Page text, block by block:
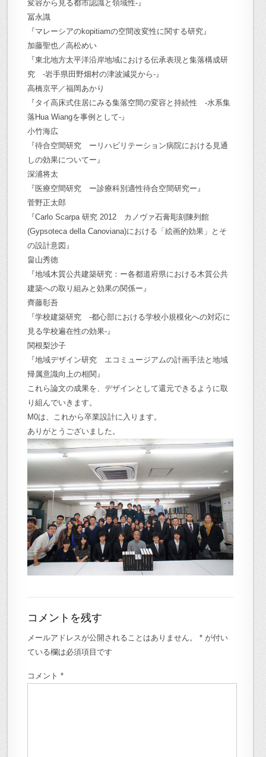
変容から見る都市認識と領域性-』
冨永識
『マレーシアのkopitiamの空間改変性に関する研究』
加藤聖也／高松めい
『東北地方太平洋沿岸地域における伝承表現と集落構成研
究 -岩手県田野畑村の津波減災から-』
高橋京平／福岡あかり
『タイ高床式住居にみる集落空間の変容と持続性 -水系集
落Hua Wiangを事例として-』
小竹海広
『待合空間研究 ーリハビリテーション病院における見通
しの効果についてー』
深浦将太
『医療空間研究 ー診療科別適性待合空間研究ー』
菅野正太郎
『Carlo Scarpa 研究 2012 カノヴァ石膏彫刻陳列館
(Gypsoteca della Canoviana)における「絵画的効果」とそ
の設計意図』
畠山秀徳
『地域木質公共建築研究：ー各都道府県における木質公共
建築への取り組みと効果の関係ー』
齊藤彰吾
『学校建築研究 -都心部における学校小規模化への対応に
見る学校遍在性の効果-』
関根梨沙子
『地域デザイン研究 エコミュージアムの計画手法と地域
帰属意識向上の相関』
これら論文の成果を、デザインとして還元できるように取
り組んでいきます。
M0は、これから卒業設計に入ります。
ありがとうございました。
コメントを残す
メールアドレスが公開されることはありません。 * が付い
ている欄は必須項目です
コメント*